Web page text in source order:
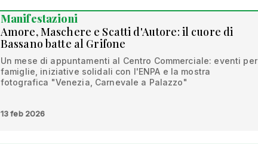
Manifestazioni
Amore, Maschere e Scatti d'Autore: il cuore di
Bassano batte al Grifone
Un mese di appuntamenti al Centro Commerciale: eventi per
famiglie, iniziative solidali con l'ENPA e la mostra
fotografica "Venezia, Carnevale a Palazzo"
13 feb 2026